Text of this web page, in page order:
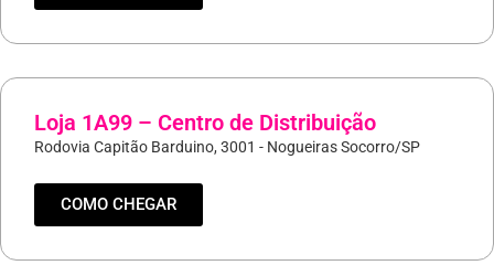
Loja 1A99 – Centro de Distribuição
Rodovia Capitão Barduino, 3001 - Nogueiras Socorro/SP
COMO CHEGAR